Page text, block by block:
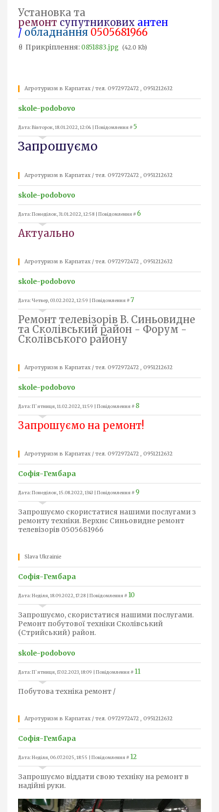
Установка та
ремонт супутникових антен
/ обладнання 0505681966
Прикріплення: 0851883.jpg (42.0 Kb)
Агротуризм в Карпатах / тел. 0972972472 , 0951212632
skole-podobovo
Дата: Вівторок, 18.01.2022, 12:04 | Повідомлення #5
Запрошуємо
Агротуризм в Карпатах / тел. 0972972472 , 0951212632
skole-podobovo
Дата: Понеділок, 31.01.2022, 12:58 | Повідомлення # 6
Актуально
Агротуризм в Карпатах / тел. 0972972472 , 0951212632
skole-podobovo
Дата: Четвер, 03.02.2022, 12:59 | Повідомлення #7
Ремонт телевізорів В. Синьовидне
та Сколівський район - Форум -
Сколівського району
Агротуризм в Карпатах / тел. 0972972472 , 0951212632
skole-podobovo
Дата: П`ятниця, 11.02.2022, 11:59 | Повідомлення # 8
Запрошуємо на ремонт!
Агротуризм в Карпатах / тел. 0972972472 , 0951212632
Софія-Гембара
Дата: Понеділок, 15.08.2022, 13:43 | Повідомлення # 9
Запрошуємо скористатися нашими послугами з
ремонту техніки. Верхнє Синьовидне ремонт
телевізорів 0505681966
Slava Ukrainie
Софія-Гембара
Дата: Неділя, 18.09.2022, 17:28 | Повідомлення # 10
Запрошуємо, скористатися нашими послугами.
Ремонт побутової техніки Сколівський
(Стрийський) район.
skole-podobovo
Дата: П`ятниця, 17.02.2023, 18:09 | Повідомлення # 11
Побутова техніка ремонт /
Агротуризм в Карпатах / тел. 0972972472 , 0951212632
Софія-Гембара
Дата: Неділя, 06.07.2025, 18:55 | Повідомлення # 12
Запрошуємо віддати свою техніку на ремонт в
надійні руки.